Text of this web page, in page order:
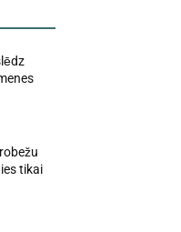
tikai